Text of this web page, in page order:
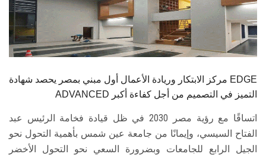
الموظفون
الزائـرون
مركز الابتكار وريادة الأعمال أول مبني بمصر يحصد شهادة EDGE
ADVANCED التميز في التصميم من أجل كفاءة أكبر
اتساقًا مع رؤية مصر 2030 في ظل قيادة فخامة الرئيس عبد
الفتاح السيسي، وإيمانًا من جامعة عين شمس بأهمية التحول نحو
الجيل الرابع للجامعات وبضرورة السعي نحو التحول الأخضر